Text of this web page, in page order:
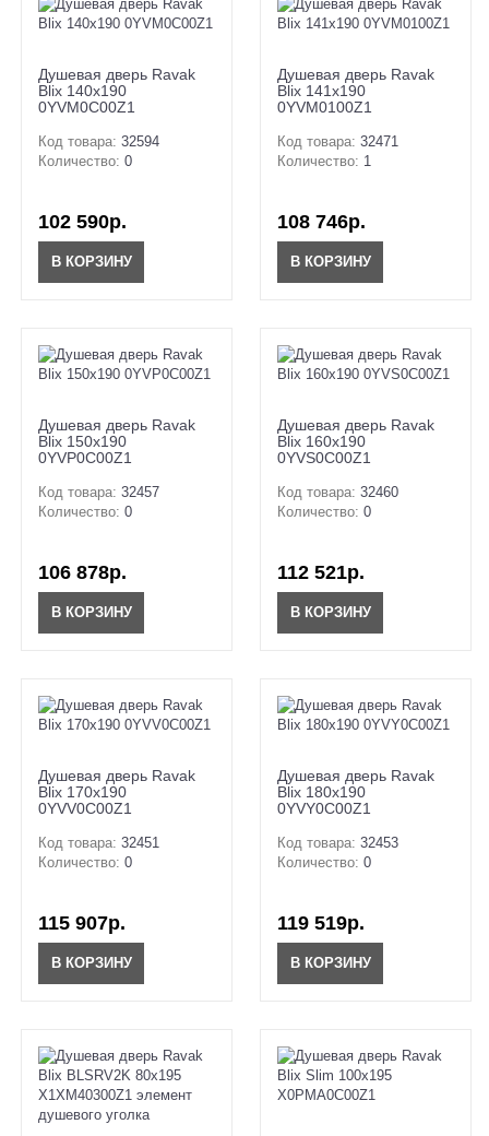
Душевая дверь Ravak
Blix 140x190
0YVM0C00Z1
Код товара: 32594
Количество: 0
102 590р.
В КОРЗИНУ
Душевая дверь Ravak
Blix 141x190
0YVM0100Z1
Код товара: 32471
Количество: 1
108 746р.
В КОРЗИНУ
Душевая дверь Ravak
Blix 150x190
0YVP0C00Z1
Код товара: 32457
Количество: 0
106 878р.
В КОРЗИНУ
Душевая дверь Ravak
Blix 160x190
0YVS0C00Z1
Код товара: 32460
Количество: 0
112 521р.
В КОРЗИНУ
Душевая дверь Ravak
Blix 170x190
0YVV0C00Z1
Код товара: 32451
Количество: 0
115 907р.
В КОРЗИНУ
Душевая дверь Ravak
Blix 180x190
0YVY0C00Z1
Код товара: 32453
Количество: 0
119 519р.
В КОРЗИНУ